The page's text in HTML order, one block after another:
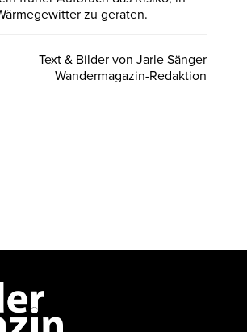
zu geraten.
Text & Bilder von Jarle Sänger
Wandermagazin-Redaktion